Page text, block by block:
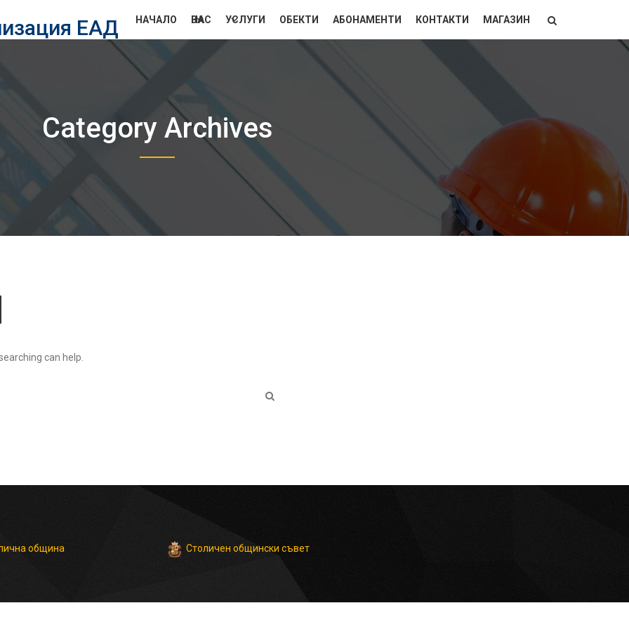
ЕАД
НАЧАЛО ЗА НАС УСЛУГИ ОБЕКТИ АБОНАМЕНТИ КОНТАКТИ МАГАЗИН
Category Archives
can help.
община Столичен общински съвет